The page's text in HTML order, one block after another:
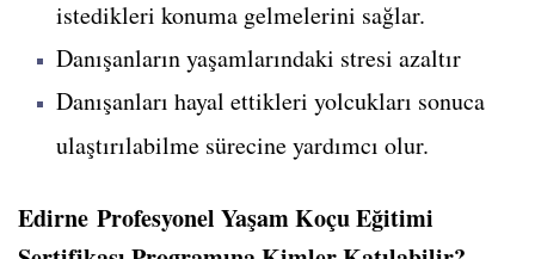
istedikleri konuma gelmelerini sağlar.
Danışanların yaşamlarındaki stresi azaltır
Danışanları hayal ettikleri yolcukları sonuca
ulaştırılabilme sürecine yardımcı olur.
Edirne Profesyonel Yaşam Koçu Eğitimi